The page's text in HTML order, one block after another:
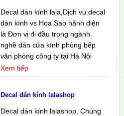
Decal dán kính lala,Dịch vụ decal
dán kính vs Hoa Sao hãnh diện
là Đơn vị đi đầu trong ngành
nghề dán cửa kính phòng bếp
văn phòng công ty tại Hà Nội
Xem tiếp
Decal dán kính lalashop
Decal dán kính lalashop, Chúng